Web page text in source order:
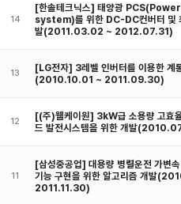
14
[한솔테크닉스] 태양광
system)를 위한 DC-DC컨버터 및
발(2011.03.02 ~ 2012.07.31)
13
[LG전자] 3레벨 인버터를 이용한 계
(2010.10.01 ~ 2011.09.30)
12
[(주)웰케이원] 3kW급 소용량 고효
드 발전시스템을 위한 개발
11
[삼성중공업] 대용량 병렬운전 가변
기능 구현을 위한 알고리즘 개발
2011.11.30)